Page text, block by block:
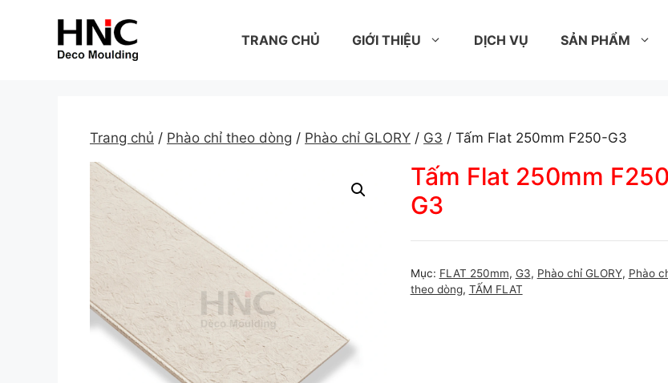
TRANG CHỦ GIỚI THIỆU DỊCH VỤ SẢN PHẨM
Trang chủ / Phào chỉ theo dòng / Phào chỉ GLORY / G3 / Tấm Flat 250mm F250-G3
Tấm Flat 250mm
G3
Mục: FLAT 250mm, G3, Phào chỉ GLORY, Phào
theo dòng, TẤM FLAT